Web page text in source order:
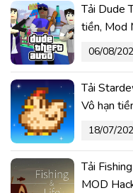
Tải Dude
tiền, Mod
06/08/
Tải
Vô hạn
18/07/
Tải
MOD